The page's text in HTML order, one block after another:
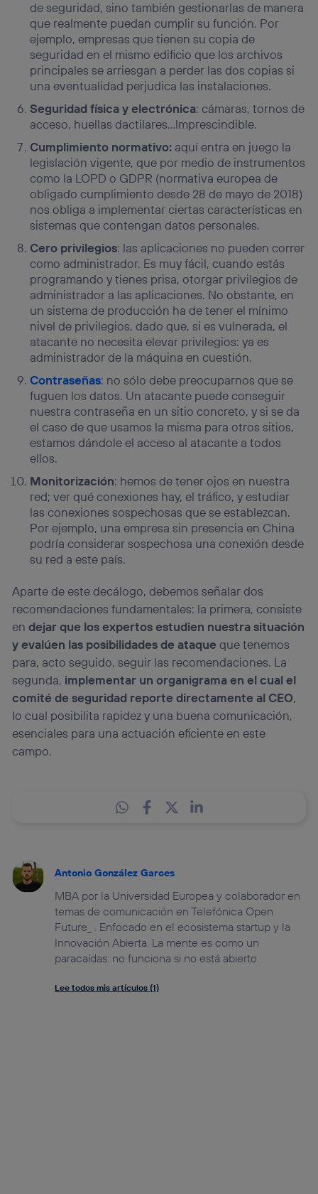
de seguridad, sino también gestionarlas de manera
que realmente puedan cumplir su función. Por
ejemplo, empresas que tienen su copia de
seguridad en el mismo edificio que los archivos
principales se arriesgan a perder las dos copias si
una eventualidad perjudica las instalaciones.
Seguridad física y electrónica: cámaras, tornos de
acceso, huellas dactilares…Imprescindible.
Cumplimiento normativo: aquí entra en juego la
legislación vigente, que por medio de instrumentos
como la LOPD o GDPR (normativa europea de
obligado cumplimiento desde 28 de mayo de 2018)
nos obliga a implementar ciertas características en
sistemas que contengan datos personales.
Cero privilegios: las aplicaciones no pueden correr
como administrador. Es muy fácil, cuando estás
programando y tienes prisa, otorgar privilegios de
administrador a las aplicaciones. No obstante, en
un sistema de producción ha de tener el mínimo
nivel de privilegios, dado que, si es vulnerada, el
atacante no necesita elevar privilegios: ya es
administrador de la máquina en cuestión.
Contraseñas: no sólo debe preocuparnos que se
fuguen los datos. Un atacante puede conseguir
nuestra contraseña en un sitio concreto, y si se da
el caso de que usamos la misma para otros sitios,
estamos dándole el acceso al atacante a todos
ellos.
Monitorización: hemos de tener ojos en nuestra
red; ver qué conexiones hay, el tráfico, y estudiar
las conexiones sospechosas que se establezcan.
Por ejemplo, una empresa sin presencia en China
podría considerar sospechosa una conexión desde
su red a este país.
Aparte de este decálogo, debemos señalar dos
recomendaciones fundamentales: la primera, consiste
endejar que los expertos estudien nuestra situación
y evalúen las posibilidades de ataqueque tenemos
para, acto seguido, seguir las recomendaciones. La
segunda, implementar un organigrama en el cual el
comité de seguridad reporte directamente al CEO,
lo cual posibilita rapidez y una buena comunicación,
esenciales para una actuación eficiente en este
campo.
Antonio González Garces
MBA por la Universidad Europea y colaborador en
temas de comunicación en Telefónica Open
Future_ . Enfocado en el ecosistema startup y la
Innovación Abierta. La mente es como un
paracaídas: no funciona si no está abierto.
Lee todos mis artículos (1)